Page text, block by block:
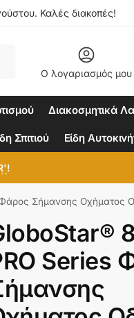
Καλές διακοπές!
Ο λογαριασμός μου
Διακοσμητικά
Σπιτιού Είδη
!
Βοήθείας για Αυτοκίνητα & Φορτηγά
Series